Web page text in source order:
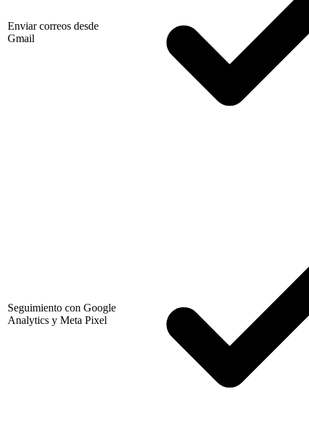
Enviar correos desde
Gmail
Seguimiento con Google
Analytics y Meta Pixel